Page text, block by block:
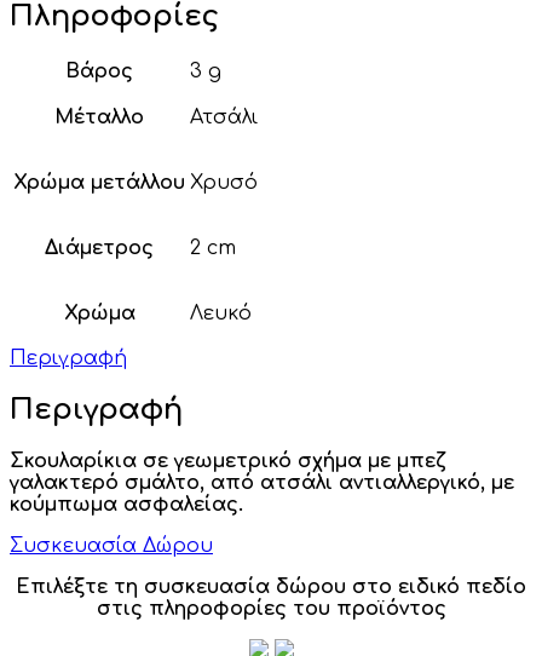
Πληροφορίες
Βάρος 3 g
Μέταλλο Ατσάλι
Χρώμα μετάλλου Χρυσό
Διάμετρος 2 cm
Χρώμα Λευκό
Περιγραφή
Περιγραφή
Σκουλαρίκια σε γεωμετρικό σχήμα με μπεζ
γαλακτερό σμάλτο, από ατσάλι αντιαλλεργικό, με
κούμπωμα ασφαλείας.
Συσκευασία Δώρου
Επιλέξτε τη συσκευασία δώρου στο ειδικό πεδίο
στις πληροφορίες του προϊόντος